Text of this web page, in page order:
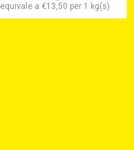
equivale a €13,50 per 1 kg(s)